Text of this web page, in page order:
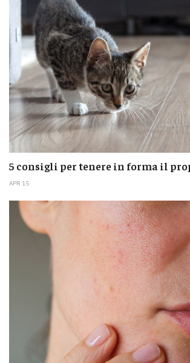
5 consigli per tenere in forma il
APR 15